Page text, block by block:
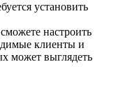
установить
настроить
клиенты и
может выглядеть